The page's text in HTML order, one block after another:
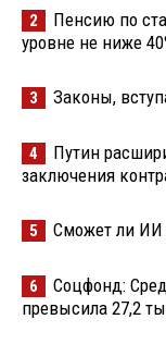
2
Пенсию по
уровне не ниже
3 Законы,
4
Путин
заключения
5 Сможет ли ИИ
6
Соцфонд:
превысила 27,2